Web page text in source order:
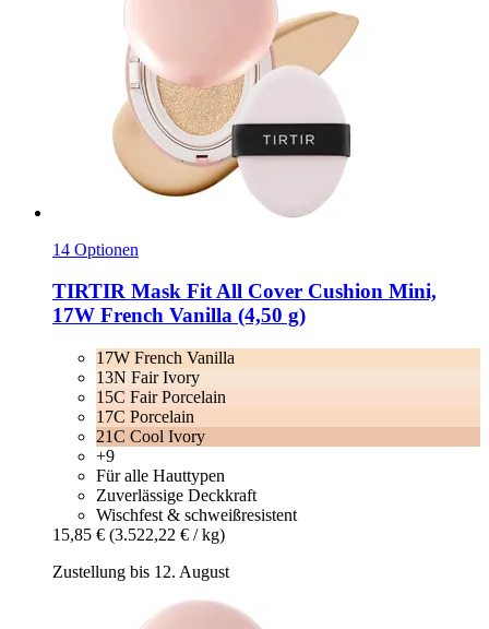
14 Optionen
TIRTIR Mask Fit All Cover Cushion Mini,
17W French Vanilla (4,50 g)
17W French Vanilla
13N Fair Ivory
15C Fair Porcelain
17C Porcelain
21C Cool Ivory
+9
Für alle Hauttypen
Zuverlässige Deckkraft
Wischfest & schweißresistent
15,85 € (3.522,22 € / kg)
Zustellung bis 12. August